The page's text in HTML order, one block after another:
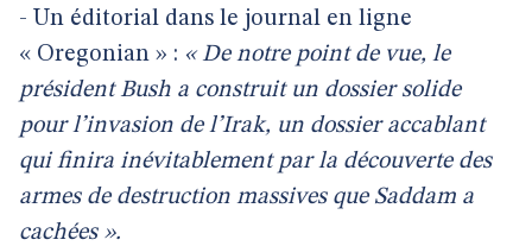
- Un éditorial dans le journal en ligne
« Oregonian » : « De notre point de vue, le
président Bush a construit un dossier solide
pour l’invasion de l’Irak, un dossier accablant
qui finira inévitablement par la découverte des
armes de destruction massives que Saddam a
cachées ».